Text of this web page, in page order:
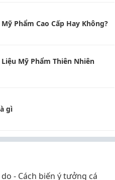
Phẩm Cao Cấp Hay Không?
Mỹ Phẩm Thiên Nhiên
gì
- Cách biến ý tưởng cá